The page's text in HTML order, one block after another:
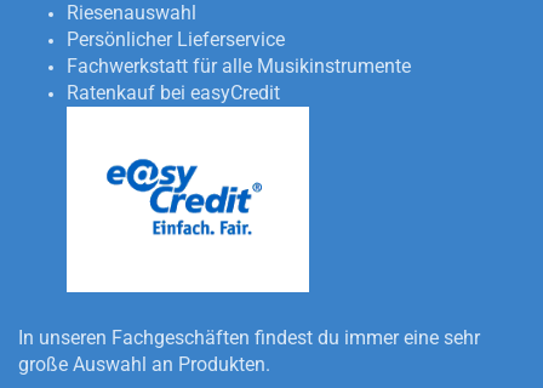
Riesenauswahl
Persönlicher Lieferservice
Fachwerkstatt für alle Musikinstrumente
Ratenkauf bei easyCredit
In unseren Fachgeschäften findest du immer eine sehr
große Auswahl an Produkten.